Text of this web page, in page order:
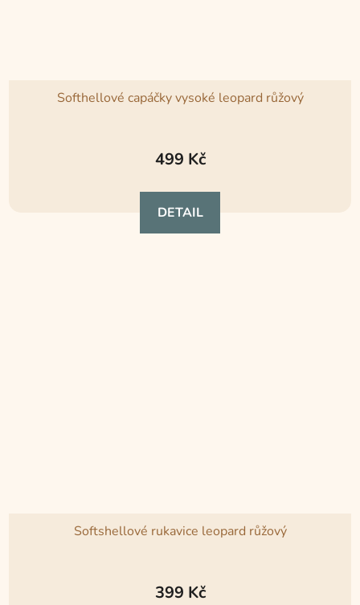
Softhellové capáčky vysoké leopard růžový
hodnocení
je
5,0
z
499 Kč
DETAIL
Softshellové rukavice leopard růžový
hodnocení
399 Kč